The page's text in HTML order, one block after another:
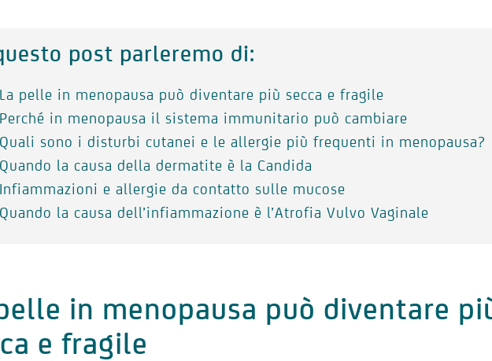
post parleremo di:
La pelle in menopausa può diventare più secca e fragile
Perché in menopausa il sistema immunitario può cambiare
Quali sono i disturbi cutanei e le allergie più frequenti in menopausa?
Quando la causa della dermatite è la Candida
Infiammazioni e allergie da contatto sulle mucose
Quando la causa dell’infiammazione è l’Atrofia Vulvo Vaginale
in menopausa può diventare
e fragile